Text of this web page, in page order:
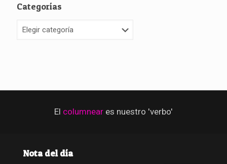
Categorías
El columnear es nuestro 'verbo'
Nota del día